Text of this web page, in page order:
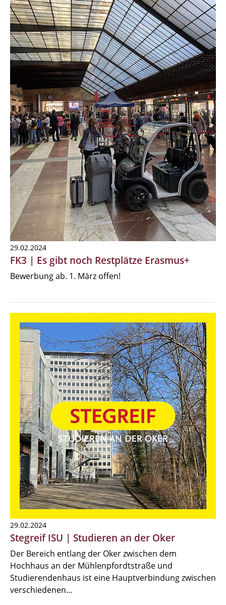
29.02.2024
FK3 | Es gibt noch Restplätze Erasmus+
Bewerbung ab. 1. März offen!
29.02.2024
Stegreif ISU | Studieren an der Oker
Der Bereich entlang der Oker zwischen dem
Hochhaus an der Mühlenpfordtstraße und
Studierendenhaus ist eine Hauptverbindung zwischen
verschiedenen…